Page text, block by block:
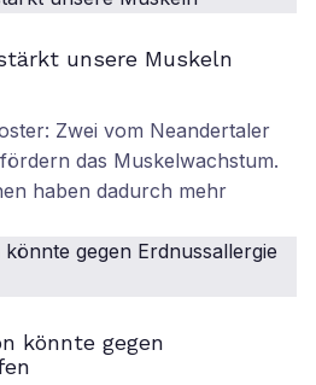
unsere Muskeln
Zwei vom Neandertaler
das Muskelwachstum.
haben dadurch mehr
könnte gegen